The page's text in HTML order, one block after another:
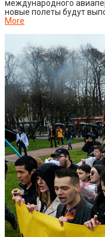
международного
новые полеты будут
More